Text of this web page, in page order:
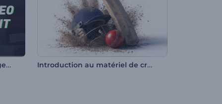
Boîte à outils pour le montage de vidéos de diffusion Introduction au matériel de cricket